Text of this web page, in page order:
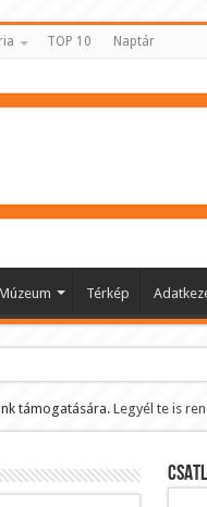
TOP 10 Naptár
Térkép
támogatására.Legyél te is